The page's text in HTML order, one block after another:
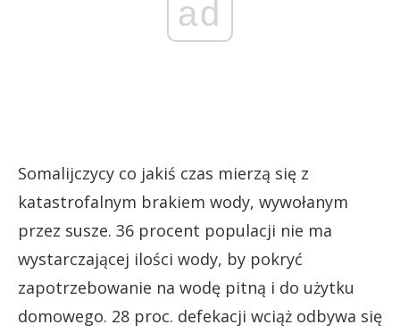
ad
Somalijczycy co jakiś czas mierzą się z
katastrofalnym brakiem wody, wywołanym
przez susze. 36 procent populacji nie ma
wystarczającej ilości wody, by pokryć
zapotrzebowanie na wodę pitną i do użytku
domowego. 28 proc. defekacji wciąż odbywa się